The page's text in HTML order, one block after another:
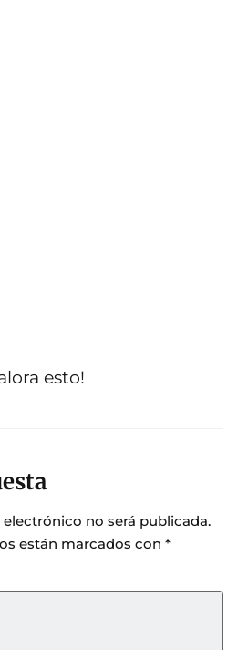
esto!
no será publicada.
están marcados con *